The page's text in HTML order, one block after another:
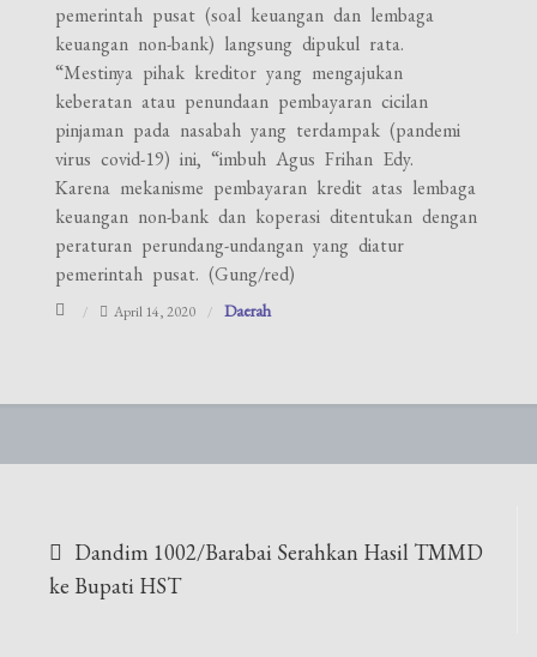
pemerintah pusat (soal keuangan dan lembaga
keuangan non-bank) langsung dipukul rata.
“Mestinya pihak kreditor yang mengajukan
keberatan atau penundaan pembayaran cicilan
pinjaman pada nasabah yang terdampak (pandemi
virus covid-19) ini, “imbuh Agus Frihan Edy.
Karena mekanisme pembayaran kredit atas lembaga
keuangan non-bank dan koperasi ditentukan dengan
peraturan perundang-undangan yang diatur
pemerintah pusat. (Gung/red)
April 14, 2020 Daerah
pos
Dandim 1002/Barabai Serahkan Hasil TMMD
ke Bupati HST